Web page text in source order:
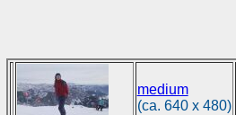
medium
(ca. 640 x 480)